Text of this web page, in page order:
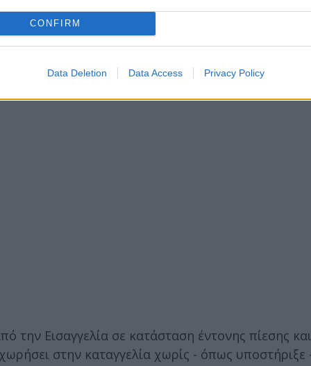
CONFIRM
Data Deletion Data Access Privacy Policy
την κοινωνική λειτουργό τα στοιχεία
το επαγγελματικό απόρρητο και
ενδοοικογενειακής βίας και προστασίας
Εισαγγελία σε κατάσταση έντονης πίεσης και
στην καταγγελία χωρίς - όπως υποστήριξε